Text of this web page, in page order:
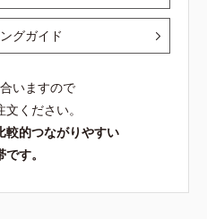
グガイド
いますので
ください。
較的つながりやすい
す。